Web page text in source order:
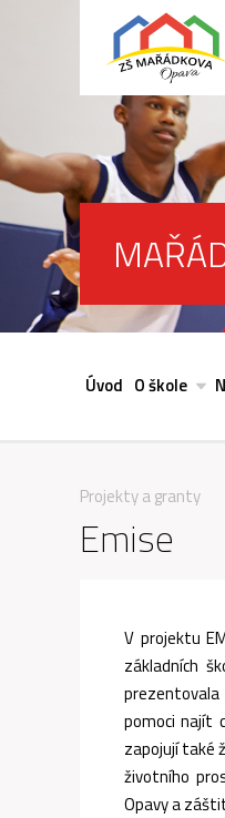
Úvod O škole
Projekty a granty
Emise
V projektu
základních
prezentovala
pomoci najít
zapojují také
životního
Opavy a